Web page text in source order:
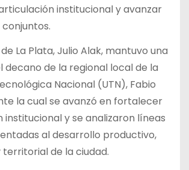
institucional y avanzar
La Plata, Julio Alak, mantuvo una
decano de la regional local de la
Nacional (UTN), Fabio
la cual se avanzó en fortalecer
institucional y se analizaron líneas
al desarrollo productivo,
de la ciudad.